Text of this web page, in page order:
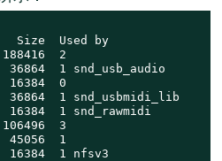
Used by
2
1 snd_usb_audio
0
1 snd_usbmidi_lib
1 snd_rawmidi
3
1
1 nfsv3